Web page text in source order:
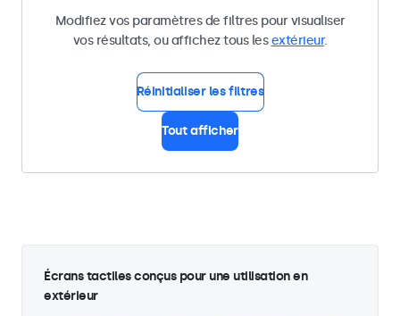
Modifiez vos paramètres de filtres pour visualiser
vos résultats, ou affichez tous lesextérieur.
Réinitialiser les filtres
Tout afficher
Écrans tactiles conçus pour une utilisation en
extérieur